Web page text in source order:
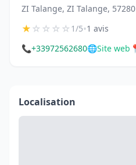
ZI Talange, ZI Talange,
★☆☆☆☆1/5•1 avis
📞+33972562680🌐Site web
Localisation